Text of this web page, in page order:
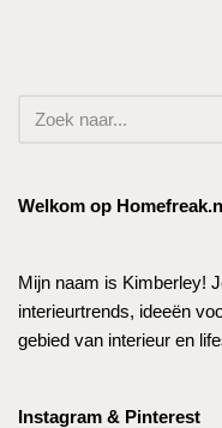
Welkom op
Mijn naam is Kimberley!
interieurtrends, ideeën
gebied van interieur en
Instagram & Pinterest